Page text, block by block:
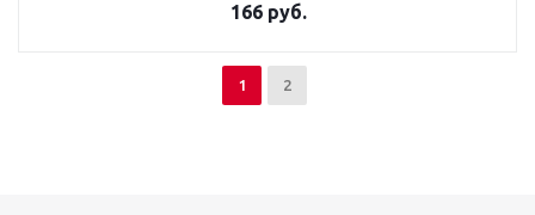
166 руб.
1 2